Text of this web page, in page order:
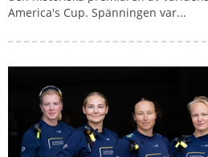
America's Cup. Spänningen var...